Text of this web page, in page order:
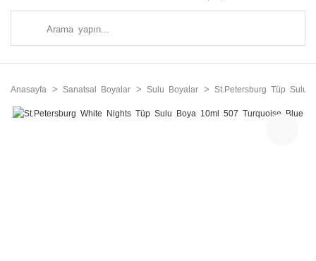
Anasayfa Sanatsal Boyalar Sulu Boyalar St.Petersburg Tüp Sulu